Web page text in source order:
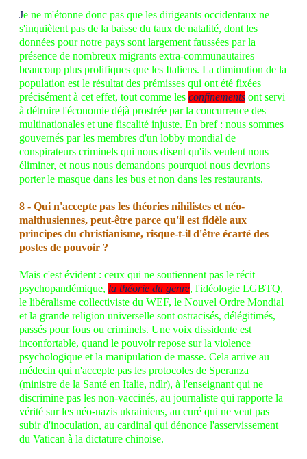
Je ne m'étonne donc pas que les dirigeants occidentaux ne
s'inquiètent pas de la baisse du taux de natalité, dont les
données pour notre pays sont largement faussées par la
présence de nombreux migrants extra-communautaires
beaucoup plus prolifiques que les Italiens. La diminution de la
population est le résultat des prémisses qui ont été fixées
précisément à cet effet, tout comme les confinements ont servi
à détruire l'économie déjà prostrée par la concurrence des
multinationales et une fiscalité injuste. En bref : nous sommes
gouvernés par les membres d'un lobby mondial de
conspirateurs criminels qui nous disent qu'ils veulent nous
éliminer, et nous nous demandons pourquoi nous devrions
porter le masque dans les bus et non dans les restaurants.
8 - Qui n'accepte pas les théories nihilistes et néo-
malthusiennes, peut-être parce qu'il est fidèle aux
principes du christianisme, risque-t-il d'être écarté des
postes de pouvoir ?
Mais c'est évident : ceux qui ne soutiennent pas le récit
psychopandémique, la théorie du genre, l'idéologie LGBTQ,
le libéralisme collectiviste du WEF, le Nouvel Ordre Mondial
et la grande religion universelle sont ostracisés, délégitimés,
passés pour fous ou criminels. Une voix dissidente est
inconfortable, quand le pouvoir repose sur la violence
psychologique et la manipulation de masse. Cela arrive au
médecin qui n'accepte pas les protocoles de Speranza
(ministre de la Santé en Italie, ndlr), à l'enseignant qui ne
discrimine pas les non-vaccinés, au journaliste qui rapporte la
vérité sur les néo-nazis ukrainiens, au curé qui ne veut pas
subir d'inoculation, au cardinal qui dénonce l'asservissement
du Vatican à la dictature chinoise.